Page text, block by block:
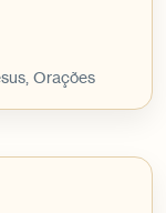
Orações